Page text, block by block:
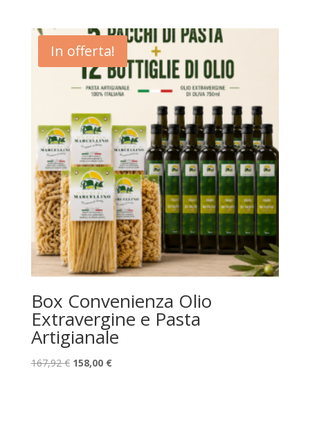
In offerta!
Box Convenienza Olio
Extravergine e Pasta
Artigianale
167,92€ Il
158,00 €Il